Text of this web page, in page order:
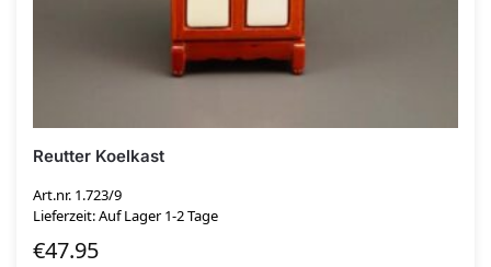
Reutter Koelkast
Art.nr. 1.723/9
Lieferzeit: Auf Lager 1-2 Tage
€47.95